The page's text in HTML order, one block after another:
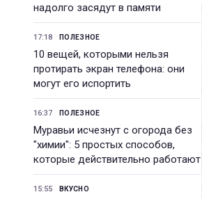
надолго засядут в памяти
17:18 ПОЛЕЗНОЕ
10 вещей, которыми нельзя
протирать экран телефона: они
могут его испортить
16:37 ПОЛЕЗНОЕ
Муравьи исчезнут с огорода без
"химии": 5 простых способов,
которые действительно работают
15:55 ВКУСНО